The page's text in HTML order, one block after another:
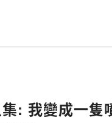
: 我變成一隻